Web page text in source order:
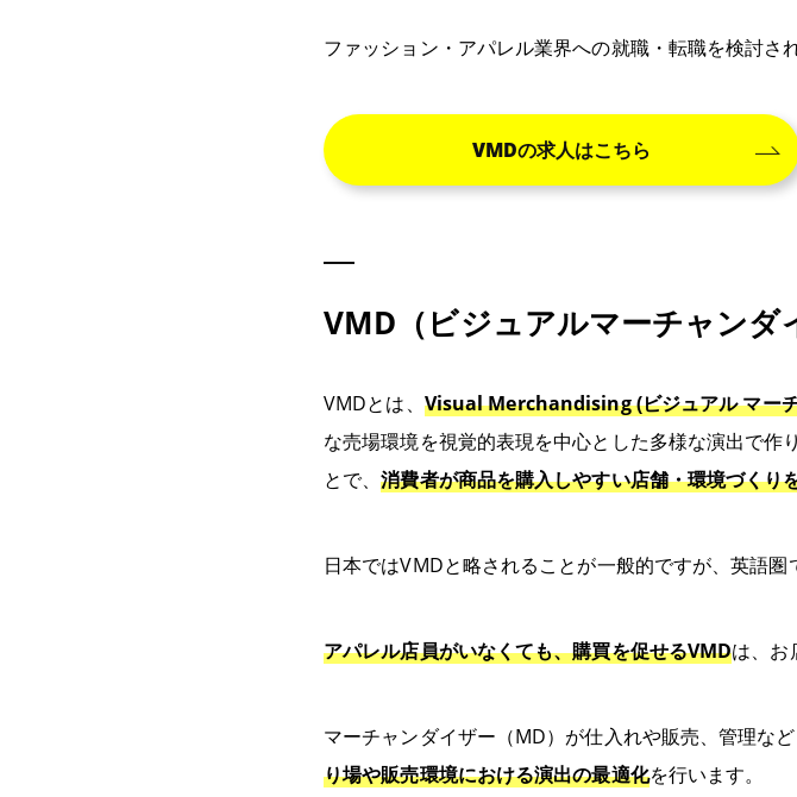
ファッション・アパレル業界への就職・転職を検討さ
VMDの求人はこちら
VMD（ビジュアルマーチャンダ
VMDとは、 Visual Merchandising (ビジュアル マー
な売場環境を視覚的表現を中心とした多様な演出で
とで、消費者が商品を購入しやすい店舗・環境づくり
日本ではVMDと略されることが一般的ですが、英語圏
アパレル店員がいなくても、購買を促せるVMDは、お
マーチャンダイザー（MD）が仕入れや販売、管理など
り場や販売環境における演出の最適化を行います。